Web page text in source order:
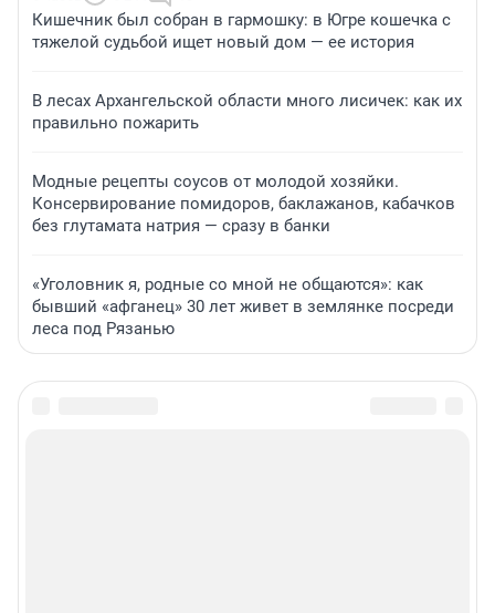
Кишечник был собран в гармошку: в Югре кошечка с
тяжелой судьбой ищет новый дом — ее история
В лесах Архангельской области много лисичек: как их
правильно пожарить
Модные рецепты соусов от молодой хозяйки.
Консервирование помидоров, баклажанов, кабачков
без глутамата натрия — сразу в банки
«Уголовник я, родные со мной не общаются»: как
бывший «афганец» 30 лет живет в землянке посреди
леса под Рязанью